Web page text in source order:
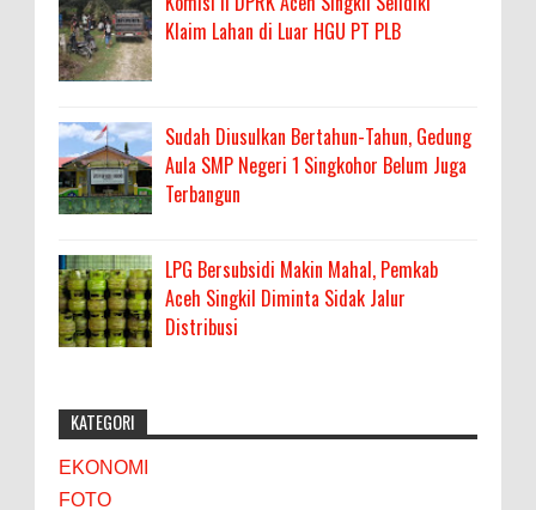
Klaim Lahan di Luar HGU PT PLB
Sudah Diusulkan Bertahun-Tahun, Gedung
Aula SMP Negeri 1 Singkohor Belum Juga
Terbangun
LPG Bersubsidi Makin Mahal, Pemkab
Aceh Singkil Diminta Sidak Jalur
Distribusi
KATEGORI
EKONOMI
FOTO